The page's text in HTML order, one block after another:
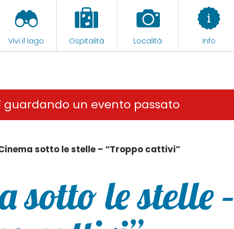
Vivi il lago Ospitalità Località Info
guardando un evento passato
sotto le stelle – “Troppo cattivi”
sotto le stelle –